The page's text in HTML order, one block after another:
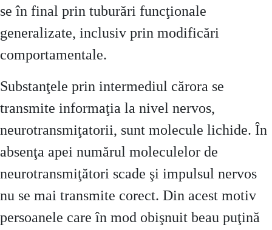
se în final prin tuburări funcţionale
generalizate, inclusiv prin modificări
comportamentale.
Substanţele prin intermediul cărora se
transmite informaţia la nivel nervos,
neurotransmiţatorii, sunt molecule lichide. În
absenţa apei numărul moleculelor de
neurotransmiţători scade şi impulsul nervos
nu se mai transmite corect. Din acest motiv
persoanele care în mod obişnuit beau puţină